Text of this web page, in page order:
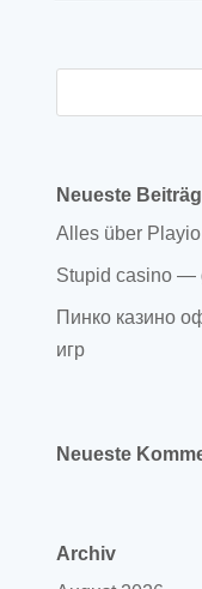
Neueste
Alles über Playio
Stupid casino —
Пинко казино
игр
Neueste
Archiv